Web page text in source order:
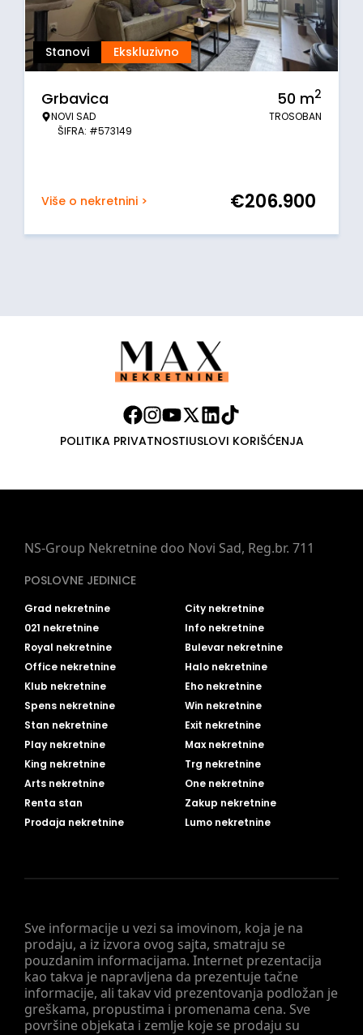
Stanovi Ekskluzivno
Grbavica
NOVI SAD
ŠIFRA: #573149
50 m2
TROSOBAN
Više o nekretnini > €206.900
POLITIKA PRIVATNOSTIUSLOVI KORIŠĆENJA
Sve informacije u vezi sa imovinom, koja je na
prodaju, a iz izvora ovog sajta, smatraju se
pouzdanim informacijama. Internet prezentacija
kao takva je napravljena da prezentuje tačne
informacije, ali takav vid prezentovanja podložan je
greškama, propustima i promenama cena. Sve
površine objekata i zemlje koje se prodaju su
NS-Group Nekretnine doo Novi Sad, Reg.br. 711
POSLOVNE JEDINICE
Grad nekretnine
City nekretnine
021 nekretnine
Info nekretnine
Royal nekretnine
Bulevar nekretnine
Office nekretnine
Halo nekretnine
Klub nekretnine
Eho nekretnine
Spens nekretnine
Win nekretnine
Stan nekretnine
Exit nekretnine
Play nekretnine
Max nekretnine
King nekretnine
Trg nekretnine
Arts nekretnine
One nekretnine
Renta stan
Zakup nekretnine
Prodaja nekretnine
Lumo nekretnine